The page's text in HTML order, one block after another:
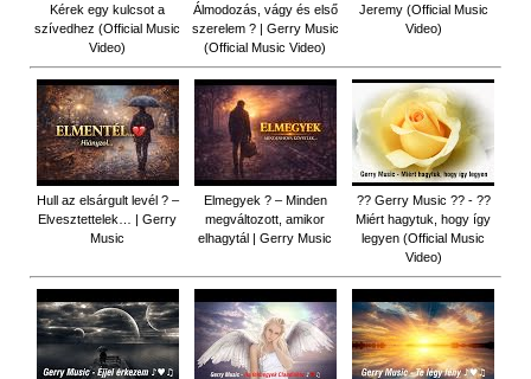
Kérek egy kulcsot a
szívedhez (Official Music
Video)
Álmodozás, vágy és első
szerelem ? | Gerry Music
(Official Music Video)
Jeremy (Official Music
Video)
Hull az elsárgult levél ? –
Elvesztettelek… | Gerry
Music
Elmegyek ? – Minden
megváltozott, amikor
elhagytál | Gerry Music
?? Gerry Music ?? - ??
Miért hagytuk, hogy így
legyen (Official Music
Video)